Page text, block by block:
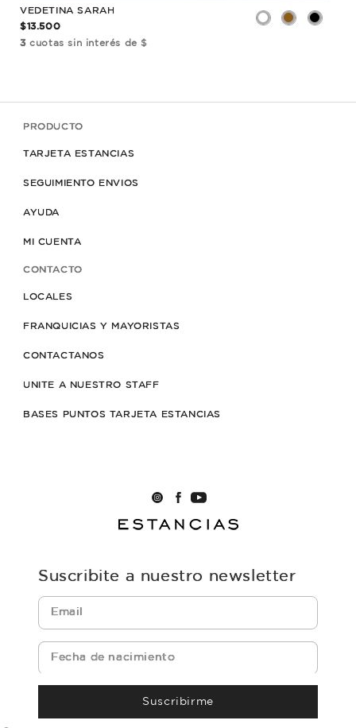
VEDETINA SARAH
$13.500
3 cuotas sin interés de $
PRODUCTO
TARJETA ESTANCIAS
SEGUIMIENTO ENVIOS
AYUDA
MI CUENTA
CONTACTO
LOCALES
FRANQUICIAS Y MAYORISTAS
CONTACTANOS
UNITE A NUESTRO STAFF
BASES PUNTOS TARJETA ESTANCIAS
Suscribite a nuestro newsletter
Suscribirme